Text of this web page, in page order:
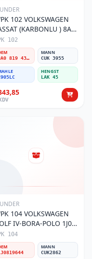
102 VOLKSWAGEN
(KARBONLU ) 8A0
439B Polen Filtresi
102
8A0 819 439B
MANN
CUK 3955
HENGST
LAK 45
104 VOLKSWAGEN
IV-BORA-POLO 1J0
644 Polen Filtresi
104
MANN
CUK2862